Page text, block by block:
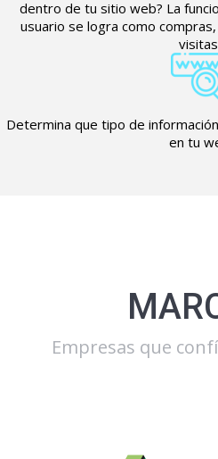
dentro de tu sitio web? La
usuario se logra como
Determina que tipo de
en tu
Empresas que